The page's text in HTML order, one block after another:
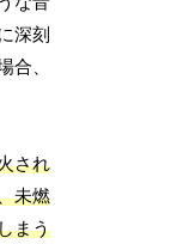
深刻
合、
され
未燃
まう